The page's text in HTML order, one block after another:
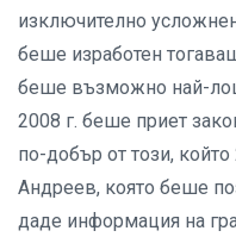
изключително
беше изработен
беше възможно най-
2008 г. беше приет
по-добър от този,
Андреев, която беше
даде информация на